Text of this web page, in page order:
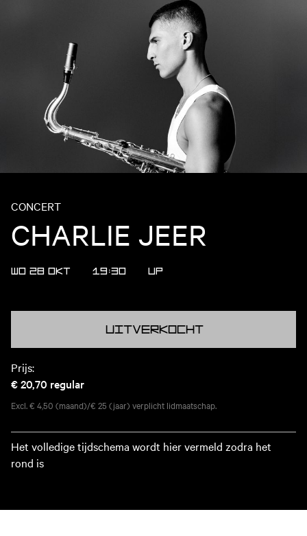
CONCERT
CHARLIE JEER
WO 28 OKT 19:30 UP
Uitverkocht
Prijs:
€ 20,70 regular
Excl. € 4,50 (maand)/€ 25 (jaar) verplicht lidmaatschap.
Het volledige tijdschema wordt hier vermeld zodra het
rond is